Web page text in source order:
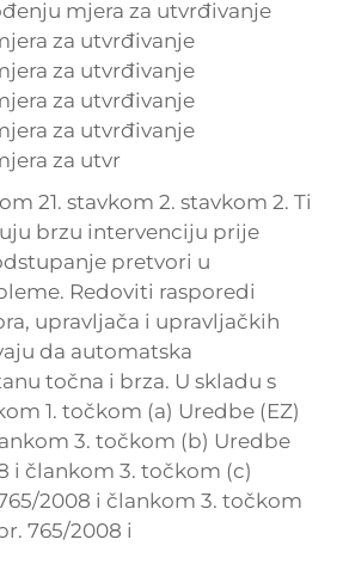
mjera za utvrđivanje
za utvrđivanje
za utvrđivanje
za utvrđivanje
za utvrđivanje
za utvr
21. stavkom 2. stavkom 2. Ti
brzu intervenciju prije
pretvori u
Redoviti rasporedi
upravljača i upravljačkih
da automatska
točna i brza. U skladu s
1. točkom (a) Uredbe (EZ)
3. točkom (b) Uredbe
i člankom 3. točkom (c)
2008 i člankom 3. točkom
765/2008 i